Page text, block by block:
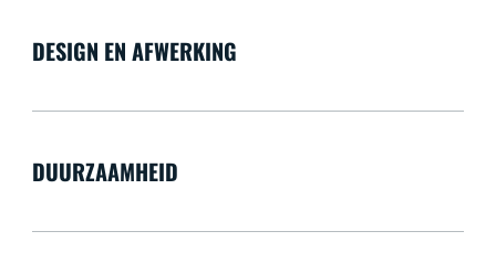
DESIGN EN AFWERKING
DUURZAAMHEID